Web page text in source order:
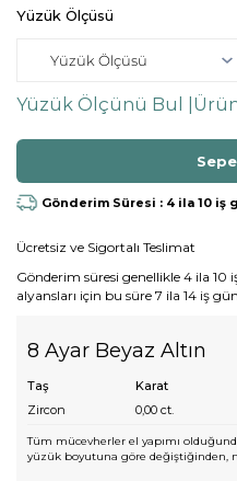
Yüzük Ölçüsü
Yüzük Ölçünü Bul |
Gönderim Süresi : 4 ila 10 iş
Ücretsiz ve Sigortalı Teslimat
Gönderim süresi genellikle 4 ila 10
alyansları için bu süre 7 ila 14 iş
8 Ayar Beyaz Altın
Taş Karat
Zircon
0,00 ct.
Tüm mücevherler el yapımı
yüzük boyutuna göre değiştiğinden,